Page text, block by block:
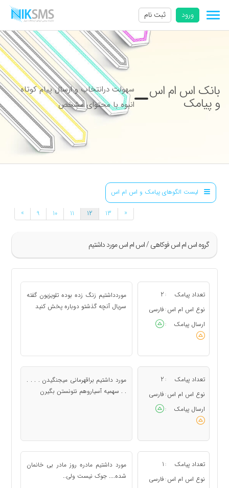
ورود ثبت نام
بانک اس ام اس
و پیامک
سهولت درانتخاب و ارسال پیام کوتاه
انبوه با محتوای مشخص
لیست الگوهای پیامک و اس ام اس
گروه اس ام اس فوکاهی / اس ام اس مورد داشتیم
» 9 10 11 12 13 «
تعداد پیامک :
2
نوع اس ام اس : فارسی
ارسال پیامک
:
موردداشتیم زنگ زده بوده تلویزیون گفته
سریال آنچه گذشتو دوباره پخش کنید
تعداد پیامک :
2
نوع اس ام اس : فارسی
ارسال پیامک
:
مورد داشتیم براقهرمانی میجنگیدن . . . .
. . سهمیه آسیاروهم نتونستن بگیرن
تعداد پیامک :
1
نوع اس ام اس : فارسی
مورد داشتیم مادره روز مادر بی خانمان
شده.... جوک نیست ولی..